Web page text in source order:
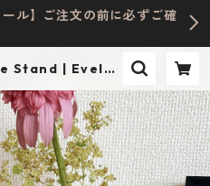
ール】ご注文の前に必ずご確
Stand | Evelyn